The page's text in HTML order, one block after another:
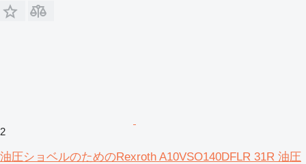
2
油圧ショベルのためのRexroth A10VSO140DFLR 31R 油圧